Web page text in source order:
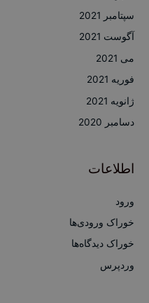
سپتامبر 2021
آگوست 2021
می 2021
فوریه 2021
ژانویه 2021
دسامبر 2020
اطلاعات
ورود
خوراک ورودی‌ها
خوراک دیدگاه‌ها
وردپرس